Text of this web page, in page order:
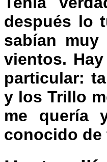
después lo
sabían
vientos.
particular:
y los Trillo
me quería
conocido de